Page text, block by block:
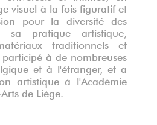
visuel à la fois figuratif et
pour la diversité des
sa pratique artistique,
traditionnels et
à de nombreuses
et à l'étranger, et a
artistique à l'Académie
de Liège.